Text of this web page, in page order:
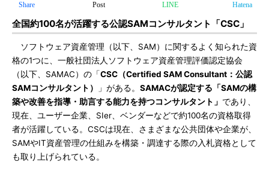
Share Post LINE Hatena
全国約100名が活躍する公認SAMコンサルタント「CSC」
ソフトウェア資産管理（以下、SAM）に関するよく知られた資
格の1つに、一般社団法人ソフトウェア資産管理評価認定協会
（以下、SAMAC）の「CSC（Certified SAM Consultant：公認
SAMコンサルタント）
」がある。 SAMACが認定する「SAMの構
築や改善を指導・助言する能力を持つコンサルタント」 であり、
現在、ユーザー企業、SIer、ベンダーなどで約100名の資格取得
者が活躍している。CSCは現在、さまざまな公共団体や企業が、
SAMやIT資産管理の仕組みを構築・調達する際の入札資格として
も取り上げられている。